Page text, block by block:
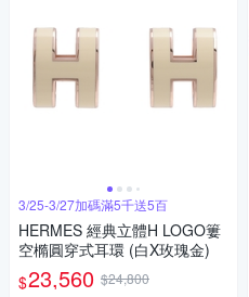
3/25-3/27加碼滿5千送5百
HERMES 經典立體H LOGO簍
空橢圓穿式耳環 (白X玫瑰金)
$23,560 $24,800